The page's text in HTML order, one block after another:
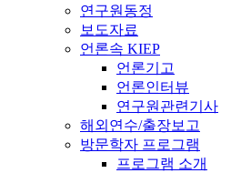
연구원동정
보도자료
언론속 KIEP
언론기고
언론인터뷰
연구원관련기사
해외연수/출장보고
방문학자 프로그램
프로그램 소개